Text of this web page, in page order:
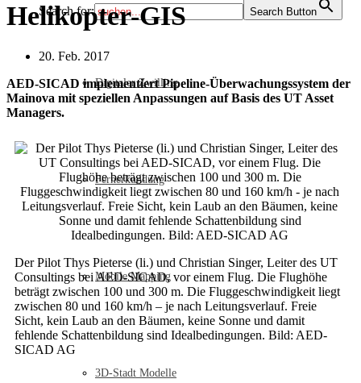
Digitaler Zwilling
Fernerkundung
Mobile Mapping
3D-Stadt Modelle
Search for: Search Button
Helikopter-GIS
20. Feb. 2017
AED-SICAD implementiert Pipeline-Überwachungssystem der
Mainova mit speziellen Anpassungen auf Basis des UT Asset
Managers.
Der Pilot Thys Pieterse (li.) und Christian Singer, Leiter des UT
Consultings bei AED-SICAD, vor einem Flug. Die Flughöhe
beträgt zwischen 100 und 300 m. Die Fluggeschwindigkeit liegt
zwischen 80 und 160 km/h – je nach Leitungsverlauf. Freie
Sicht, kein Laub an den Bäumen, keine Sonne und damit
fehlende Schattenbildung sind Idealbedingungen. Bild: AED-
SICAD AG